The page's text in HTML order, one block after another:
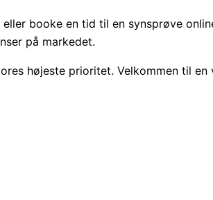
eller booke en tid til en synsprøve
på markedet.
højeste prioritet. Velkommen til en